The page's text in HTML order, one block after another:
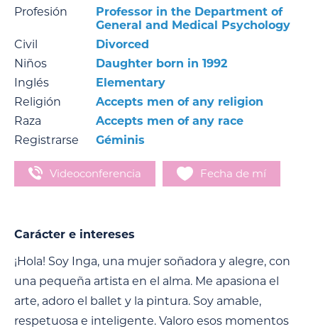
Profesión
Professor in the Department of
General and Medical Psychology
Civil
Divorced
Niños
Daughter born in 1992
Inglés
Elementary
Religión
Accepts men of any religion
Raza
Accepts men of any race
Registrarse
Géminis
Videoconferencia Fecha de mí
Carácter e intereses
¡Hola! Soy Inga, una mujer soñadora y alegre, con
una pequeña artista en el alma. Me apasiona el
arte, adoro el ballet y la pintura. Soy amable,
respetuosa e inteligente. Valoro esos momentos